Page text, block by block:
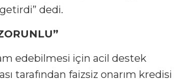
getirdi” dedi.
edebilmesi için acil destek
tarafından faizsiz onarım kredisi